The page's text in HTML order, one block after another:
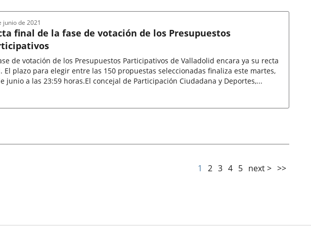
final de la fase de votación de los Presupuestos
de votación de los Presupuestos Participativos de Valladolid encara ya su recta
El plazo para elegir entre las 150 propuestas seleccionadas finaliza este martes,
junio a las 23:59 horas.El concejal de Participación Ciudadana y Deportes,...
junio de 2021
1 2 3 4 5 next > >>